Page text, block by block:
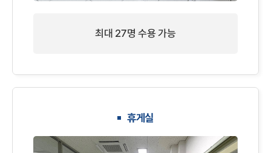
최대 27명 수용 가능
휴게실